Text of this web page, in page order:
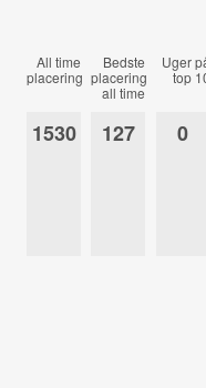
All time
placering
Bedste
placering
all time
Uger
top
1530 127 0